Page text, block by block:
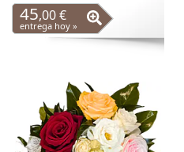
45,00 €
entrega hoy »